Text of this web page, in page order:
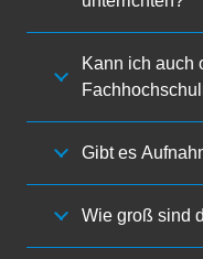
Kann ich auch
Gibt es
Wie groß sind